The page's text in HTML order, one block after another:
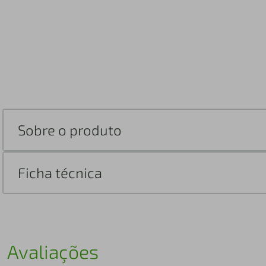
Sobre o produto
Ficha técnica
Avaliações